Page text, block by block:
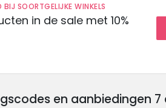
SOORTGELIJKE WINKELS
in de sale met 10%
en aanbiedingen 7